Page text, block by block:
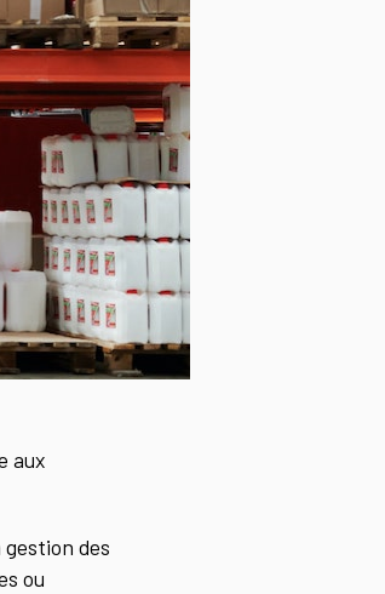
aux
des
ou